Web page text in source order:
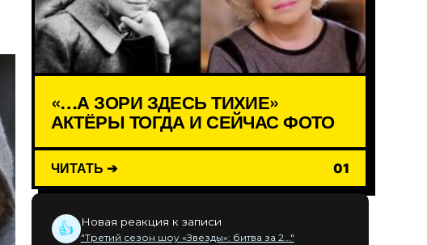
«…А ЗОРИ ЗДЕСЬ ТИХИЕ»
АКТЁРЫ ТОГДА И СЕЙЧАС ФОТО
ЧИТАТЬ ➔ 01
👍 Новая реакция к записи
"Третий сезон шоу «Звезды»: битва за 2..."